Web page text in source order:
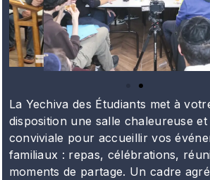
La Yechiva des Étudiants met à
disposition une salle chaleureuse et
conviviale pour accueillir vos
familiaux : repas, célébrations,
moments de partage. Un cadre